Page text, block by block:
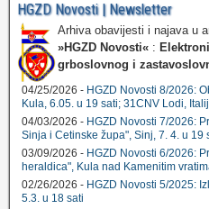
HGZD Novosti | Newsletter
Arhiva obavijesti i najava u
»HGZD Novosti« :
grboslovnog i
04/25/2026 - HGZD Novosti 8/2026:
Kula, 6.05. u 19 sati; 31CNV Lodi,
04/03/2026 - HGZD Novosti 7/2026:
Sinja i Cetinske župa", Sinj, 7. 4. u 19
03/09/2026 - HGZD Novosti 6/2026:
heraldica", Kula nad Kamenitim
02/26/2026 - HGZD Novosti 5/2025:
5.3. u 18 sati